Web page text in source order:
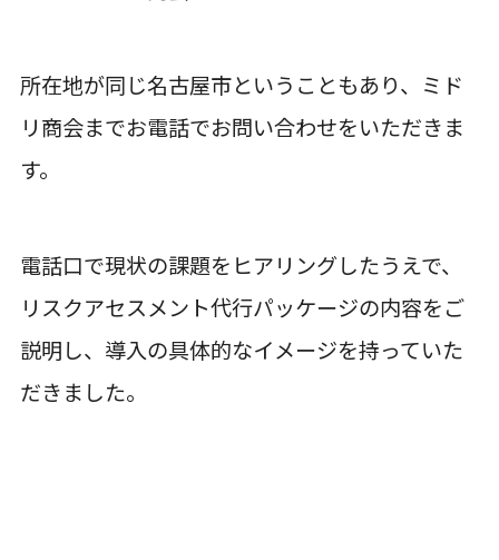
所在地が同じ名古屋市ということもあり、ミド
リ商会までお電話でお問い合わせをいただきま
す。
電話口で現状の課題をヒアリングしたうえで、
リスクアセスメント代行パッケージの内容をご
説明し、導入の具体的なイメージを持っていた
だきました。